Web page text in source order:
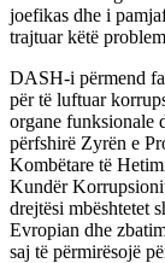
joefikas dhe i
trajtuar këtë
DASH-i përmend
për të luftuar
organe funksionale
përfshirë Zyrën e
Kombëtare të
Kundër
drejtësi mbështetet
Evropian dhe
saj të përmirësojë